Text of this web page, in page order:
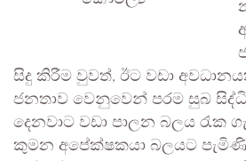
සිදු කිරීම වුවත්, ඊට වඩා
ජනතාව වෙනුවෙන් පරම සුබ
දෙනවාට වඩා පාලන බලය රැක
කුමන අපේක්ෂකයා බලයට